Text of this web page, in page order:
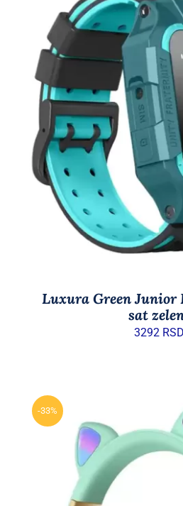
DODAJ U KORPU
DETAILS
Luxura Green Junior
sat
3292 RSD
-33%